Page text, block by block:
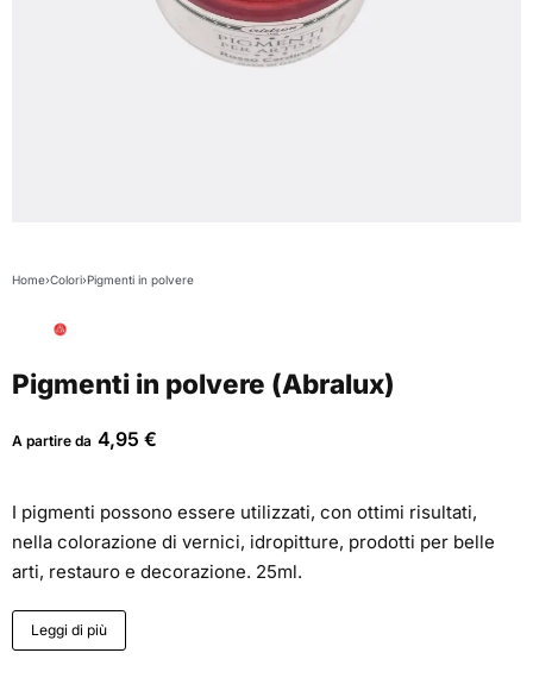
Home›Colori›Pigmenti in polvere
Pigmenti in polvere (Abralux)
A partire da 4,95 €
I pigmenti possono essere utilizzati, con ottimi risultati,
nella colorazione di vernici, idropitture, prodotti per belle
arti, restauro e decorazione. 25ml.
Leggi di più